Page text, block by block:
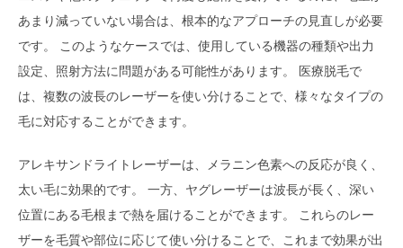
あまり減っていない場合は、根本的なアプローチの見直しが必要
です。 このようなケースでは、使用している機器の種類や出力
設定、照射方法に問題がある可能性があります。 医療脱毛で
は、複数の波長のレーザーを使い分けることで、様々なタイプの
毛に対応することができます。
アレキサンドライトレーザーは、メラニン色素への反応が良く、
太い毛に効果的です。 一方、ヤグレーザーは波長が長く、深い
位置にある毛根まで熱を届けることができます。 これらのレー
ザーを毛質や部位に応じて使い分けることで、これまで効果が出